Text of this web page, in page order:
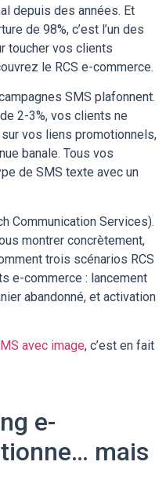
depuis des années. Et
de 98%, c’est l’un des
toucher vos clients
le RCS e-commerce.
SMS plafonnent.
2-3%, vos clients ne
vos liens promotionnels,
banale. Tous vos
de SMS texte avec un
Communication Services).
montrer concrètement,
trois scénarios RCS
e-commerce : lancement
abandonné, et activation
avec image, c’est en fait
e-
mais